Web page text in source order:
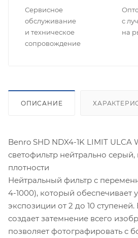
Сервисное
обслуживание
и техническое
сопровождение
с
на
ОПИСАНИЕ
Benro SHD NDX4-1K LIMIT ULCA
светофильтр нейтрально
плотности
Нейтральный фильтр с
4-1000), который обеспечивает
экспозиции от 2 до 10 ступеней.
создает затемнение всего
позволяет фотографировать с